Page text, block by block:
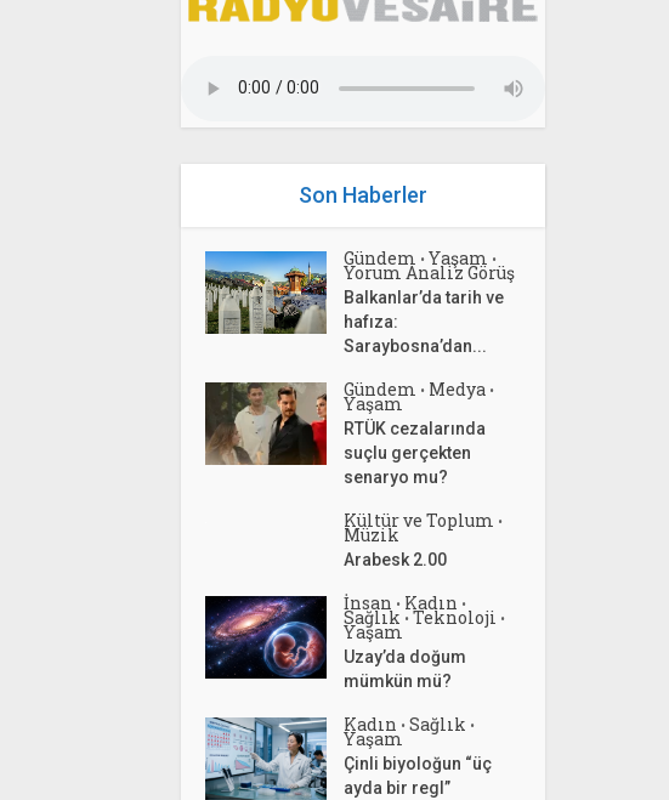
Son Haberler
Gündem • Yaşam •
Yorum Analiz Görüş
Balkanlar’da tarih ve
hafıza:
Saraybosna’dan...
Gündem • Medya •
Yaşam
RTÜK cezalarında
suçlu gerçekten
senaryo mu?
Kültür ve Toplum •
Müzik
Arabesk 2.00
İnsan • Kadın •
Sağlık • Teknoloji •
Yaşam
Uzay’da doğum
mümkün mü?
Kadın • Sağlık •
Yaşam
Çinli biyoloğun “üç
ayda bir regl”